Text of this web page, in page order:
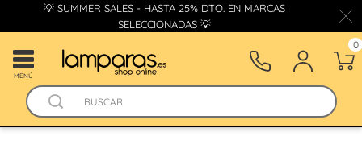
💡 SUMMER SALES - HASTA 25% DTO. EN MARCAS
SELECCIONADAS 💡
MENÚ
0